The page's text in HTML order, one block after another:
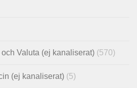
Valuta (ej kanaliserat) (570)
(ej kanaliserat) (5)